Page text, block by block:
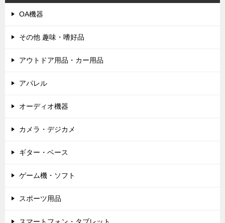
OA機器
その他 趣味・嗜好品
アウトドア用品・カー用品
アパレル
オーディオ機器
カメラ・デジカメ
ギター・ベース
ゲーム機・ソフト
スポーツ用品